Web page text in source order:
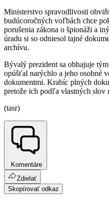
Ministerstvo spravodlivosti
budúcoročných voľbách chce
porušenia zákona o špionáži a
úradu si so odniesol tajné
archívu.
Bývalý prezident sa obhajuje
opúšťal narýchlo a jeho osobné
dokumentmi. Krabíc plných
pretože ich podľa vlastných slov
(tasr)
Komentáre
Zdielať
Skopírovať odkaz